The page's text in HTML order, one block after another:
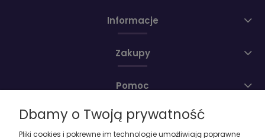
Informacje
Zakupy
Pomoc
Moje konto
Dbamy o Twoją prywatność
Pliki cookies i pokrewne im technologie umożliwiają poprawne